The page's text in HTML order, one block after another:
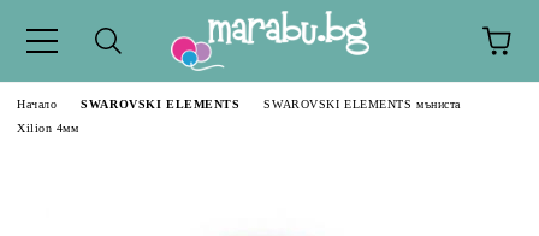
Начало SWAROVSKI ELEMENTS
SWAROVSKI ELEMENTS мъниста
Xilion 4мм